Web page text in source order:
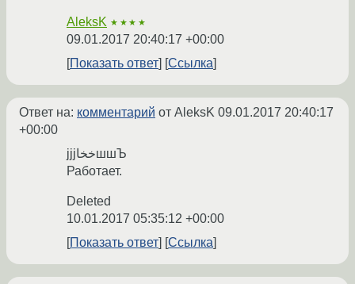
AleksK ★★★★
09.01.2017 20:40:17 +00:00
Показать ответ
Ссылка
Ответ на: комментарий от AleksK 09.01.2017 20:40:17
+00:00
jjjخخاшшЪ
Работает.
Deleted
10.01.2017 05:35:12 +00:00
Показать ответ
Ссылка